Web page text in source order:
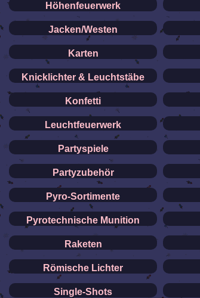
Höhenfeuerwerk
Jacken/Westen
Karten
Knicklichter & Leuchtstäbe
Konfetti
Leuchtfeuerwerk
Partyspiele
Partyzubehör
Pyro-Sortimente
Pyrotechnische Munition
Raketen
Römische Lichter
Single-Shots